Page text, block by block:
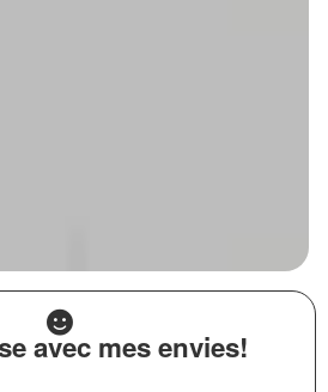
avec mes envies!